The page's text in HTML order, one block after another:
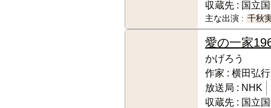
収蔵先 : 国立
主な出演 : 千秋
愛の一家
かげろう
作家 : 横田弘行
放送局 : NHK
収蔵先 : 国立